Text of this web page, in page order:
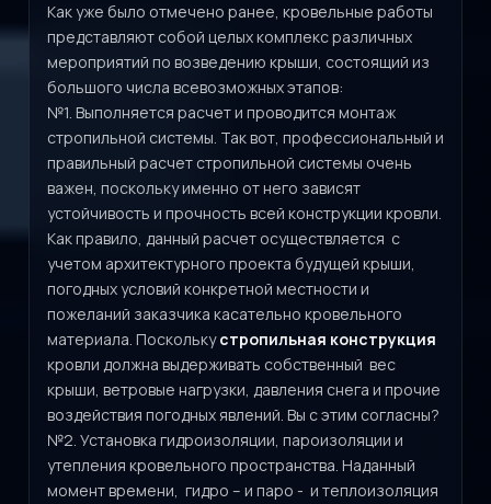
Как уже было отмечено ранее, кровельные работы
представляют собой целых комплекс различных
мероприятий по возведению крыши, состоящий из
большого числа всевозможных этапов:
№1. Выполняется расчет и проводится монтаж
стропильной системы. Так вот, профессиональный и
правильный расчет стропильной системы очень
важен, поскольку именно от него зависят
устойчивость и прочность всей конструкции кровли.
Как правило, данный расчет осуществляется с
учетом архитектурного проекта будущей крыши,
погодных условий конкретной местности и
пожеланий заказчика касательно кровельного
материала. Посколькустропильная конструкция
кровли должна выдерживать собственный вес
крыши, ветровые нагрузки, давления снега и прочие
воздействия погодных явлений. Вы с этим согласны?
№2. Установка гидроизоляции, пароизоляции и
утепления кровельного пространства. Наданный
момент времени, гидро – и паро - и теплоизоляция